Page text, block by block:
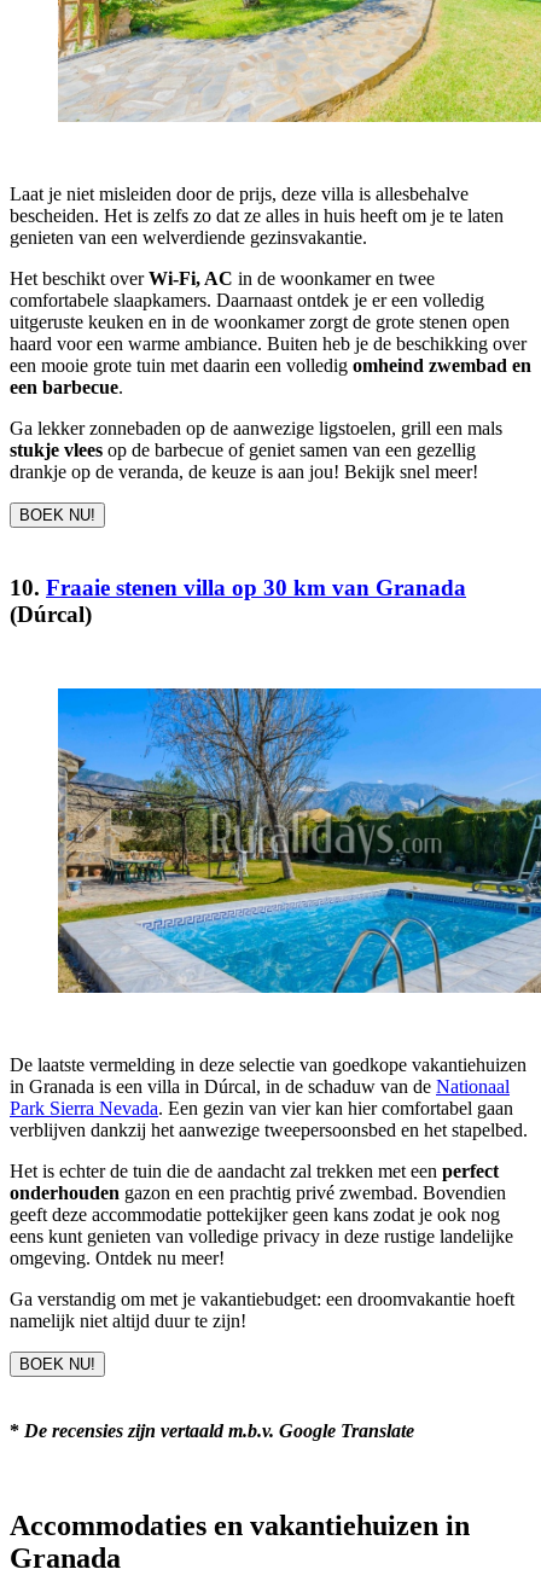
Laat je niet misleiden door de prijs, deze villa is allesbehalve
bescheiden. Het is zelfs zo dat ze alles in huis heeft om je te laten
genieten van een welverdiende gezinsvakantie.
Het beschikt overWi-Fi, AC in de woonkamer en twee
comfortabele slaapkamers. Daarnaast ontdek je er een volledig
uitgeruste keuken en in de woonkamer zorgt de grote stenen open
haard voor een warme ambiance. Buiten heb je de beschikking over
een mooie grote tuin met daarin een volledig omheind zwembad en
een barbecue.
Ga lekker zonnebaden op de aanwezige ligstoelen, grill een mals
stukje vlees op de barbecue of geniet samen van een gezellig
drankje op de veranda, de keuze is aan jou! Bekijk snel meer!
BOEK NU!
10. Fraaie stenen villa op 30 km van Granada
(Dúrcal)
De laatste vermelding in deze selectie van goedkope vakantiehuizen
in Granada is een villa in Dúrcal, in de schaduw van de Nationaal
Park Sierra Nevada. Een gezin van vier kan hier comfortabel gaan
verblijven dankzij het aanwezige tweepersoonsbed en het stapelbed.
Het is echter de tuin die de aandacht zal trekken met een perfect
onderhouden gazon en een prachtig privé zwembad. Bovendien
geeft deze accommodatie pottekijker geen kans zodat je ook nog
eens kunt genieten van volledige privacy in deze rustige landelijke
omgeving. Ontdek nu meer!
Ga verstandig om met je vakantiebudget: een droomvakantie hoeft
namelijk niet altijd duur te zijn!
BOEK NU!
* De recensies zijn vertaald m.b.v. Google Translate
Accommodaties en vakantiehuizen in
Granada